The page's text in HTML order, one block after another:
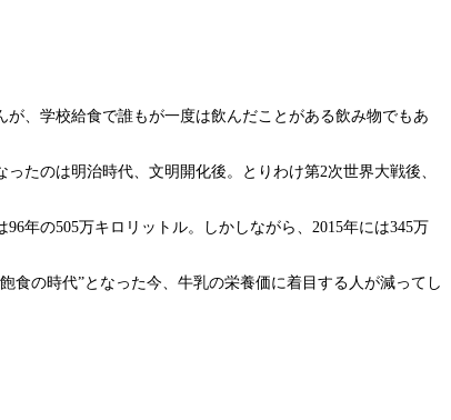
、学校給食で誰もが一度は飲んだことがある飲み物でもあ
たのは明治時代、文明開化後。とりわけ第2次世界大戦後、
年の505万キロリットル。しかしながら、2015年には345万
食の時代”となった今、牛乳の栄養価に着目する人が減ってし